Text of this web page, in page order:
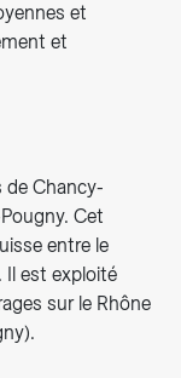
et
et
de Chancy-
Cet
entre le
Il est exploité
sur le Rhône